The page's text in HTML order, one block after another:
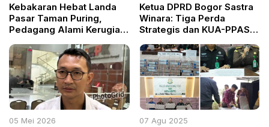
Kebakaran Hebat Landa
Pasar Taman Puring,
Pedagang Alami Kerugian
Ketua DPRD Bogor Sastra
Winara: Tiga Perda
Strategis dan KUA-PPAS
Akselerasi Pembangunan
05 Mei 2026 07 Agu 2025